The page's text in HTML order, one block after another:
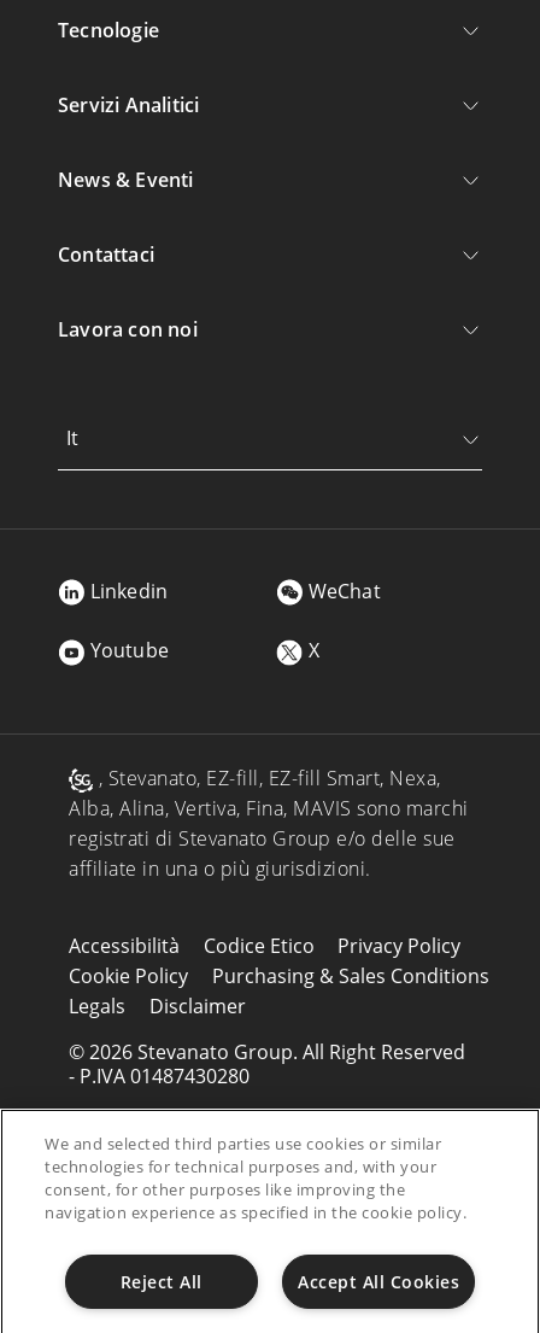
Tecnologie
Servizi Analitici
News & Eventi
Contattaci
Lavora con noi
It
Linkedin WeChat
Youtube X
, Stevanato, EZ-fill, EZ-fill Smart, Nexa,
Alba, Alina, Vertiva, Fina, MAVIS sono marchi
registrati di Stevanato Group e/o delle sue
affiliate in una o più giurisdizioni.
Accessibilità Codice Etico
Privacy Policy
Cookie Policy
Purchasing & Sales Conditions
Legals
Disclaimer
© 2026 Stevanato Group. All Right Reserved
- P.IVA 01487430280
We and selected third parties use cookies or similar
technologies for technical purposes and, with your
consent, for other purposes like improving the
navigation experience as specified in the cookie policy.
Accept All Cookies
Reject All